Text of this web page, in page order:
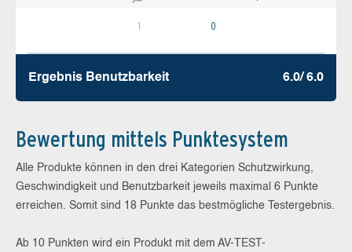
1 0
Ergebnis Benutz­barkeit 6.0/ 6.0
Bewertung mittels Punktesystem
Alle Produkte können in den drei Kategorien Schutzwirkung,
Geschwindigkeit und Benutzbarkeit jeweils maximal 6 Punkte
erreichen. Somit sind 18 Punkte das bestmögliche Testergebnis.
Ab 10 Punkten wird ein Produkt mit dem AV-TEST-